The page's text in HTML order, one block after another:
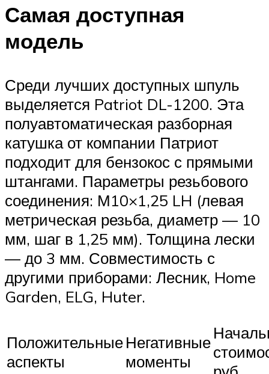
Самая доступная
модель
Среди лучших доступных шпуль
выделяется Patriot DL-1200. Эта
полуавтоматическая разборная
катушка от компании Патриот
подходит для бензокос с прямыми
штангами. Параметры резьбового
соединения: М10×1,25 LH (левая
метрическая резьба, диаметр — 10
мм, шаг в 1,25 мм). Толщина лески
— до 3 мм. Совместимость с
другими приборами: Лесник, Home
Garden, ELG, Huter.
Положительные
аспекты
Негативные
моменты